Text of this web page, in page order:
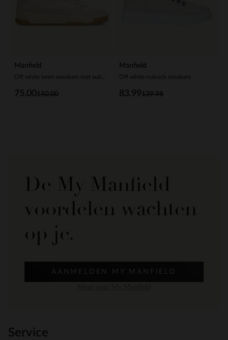
Manfield
150.00
75.00
Manfield
Off white nubuck sneakers
139.98
83.99
De My Manfield
voordelen wachten
op je.
AANMELDEN MY MANFIELD
Service